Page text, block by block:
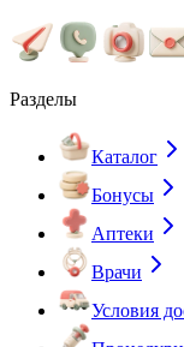
Разделы
Каталог
Бонусы
Аптеки
Врачи
Условия